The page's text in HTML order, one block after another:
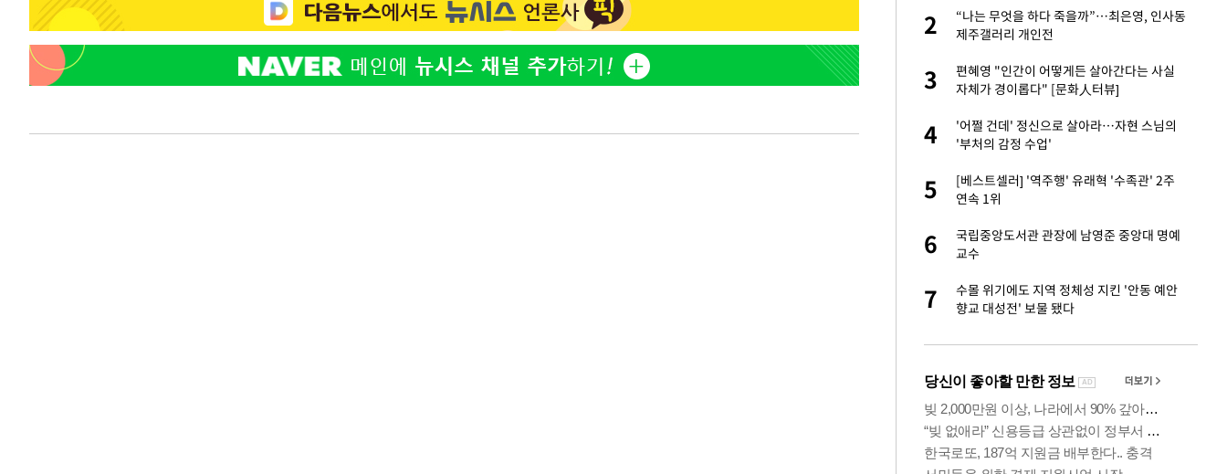
-12988초 전 >이란, 호르무즈서 "적국 목표물들"과 대치로 남부 케슘섬에서 두차
례 큰 폭발음
-11703초 전 >
[속보]美, 폴리실리콘 수입 규제…파생제품 15% 관세, 120일 후
발효
-9854초 전 >
[속보]트럼프, 美 원정출산 금지 행정명령 서명
2
다"…707 출신 女유튜버 '완벽 소화'
3
"신약 찾자"…정부 과제로 속도내는 K-제약
바이오
4
2
“나는 무엇을 하다 죽을까”…최은영, 인사동
제주갤러리 개인전
3
편혜영 "인간이 어떻게든 살아간다는 사실
자체가 경이롭다" [문화人터뷰]
4
'어쩔 건데' 정신으로 살아라…자현 스님의
'부처의 감정 수업'
5
[베스트셀러] '역주행' 유래혁 '수족관' 2주
연속 1위
6
국립중앙도서관 관장에 남영준 중앙대 명예
교수
7
수몰 위기에도 지역 정체성 지킨 '안동 예안
향교 대성전' 보물 됐다